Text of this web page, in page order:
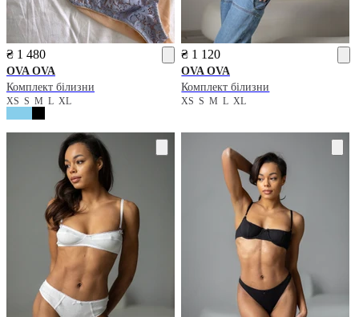
₴ 1 480
OVA OVA
Комплект білизни
XS S M L XL
₴ 1 120
OVA OVA
Комплект білизни
XSSMLXL